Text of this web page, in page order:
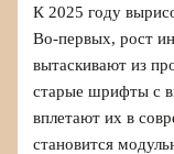
К 2025 году
Во‑первых, рост
вытаскивают из
старые шрифты с
вплетают их в
становится